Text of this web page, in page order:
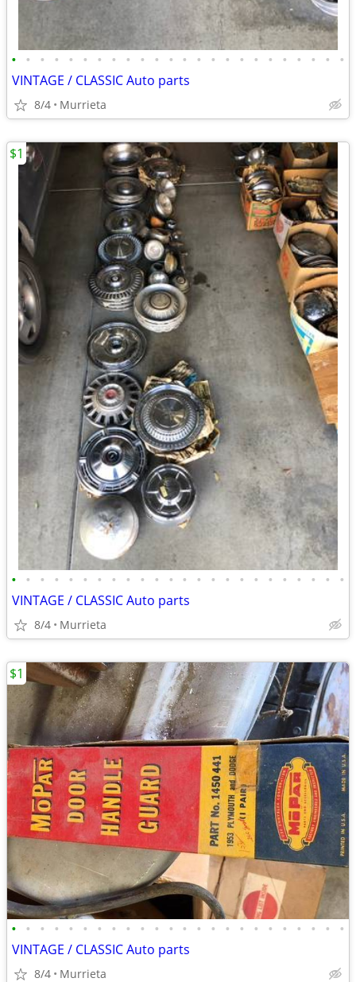
• • • • • • • • • • • • • • • • • • • • • • • •
VINTAGE / CLASSIC Auto parts
8/4 Murrieta
• • • • • • • • • • • • • • • • • • • • • • • •
VINTAGE / CLASSIC Auto parts
8/4 Murrieta
$1
• • • • • • • • • • • • • • • • • • • • • • • •
VINTAGE / CLASSIC Auto parts
8/4 Murrieta
$1